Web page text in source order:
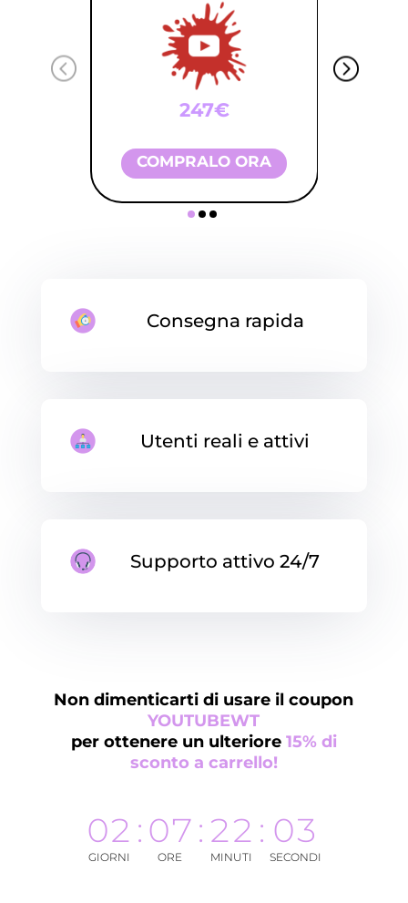
247€
COMPRALO ORA
Consegna rapida
Utenti reali e attivi
Supporto attivo 24/7
Non dimenticarti di usare il coupon
YOUTUBEWT
per ottenere un ulteriore 15% di
sconto a carrello!
02
GIORNI
: 07
ORE
: 22
MINUTI
: 02
SECONDI